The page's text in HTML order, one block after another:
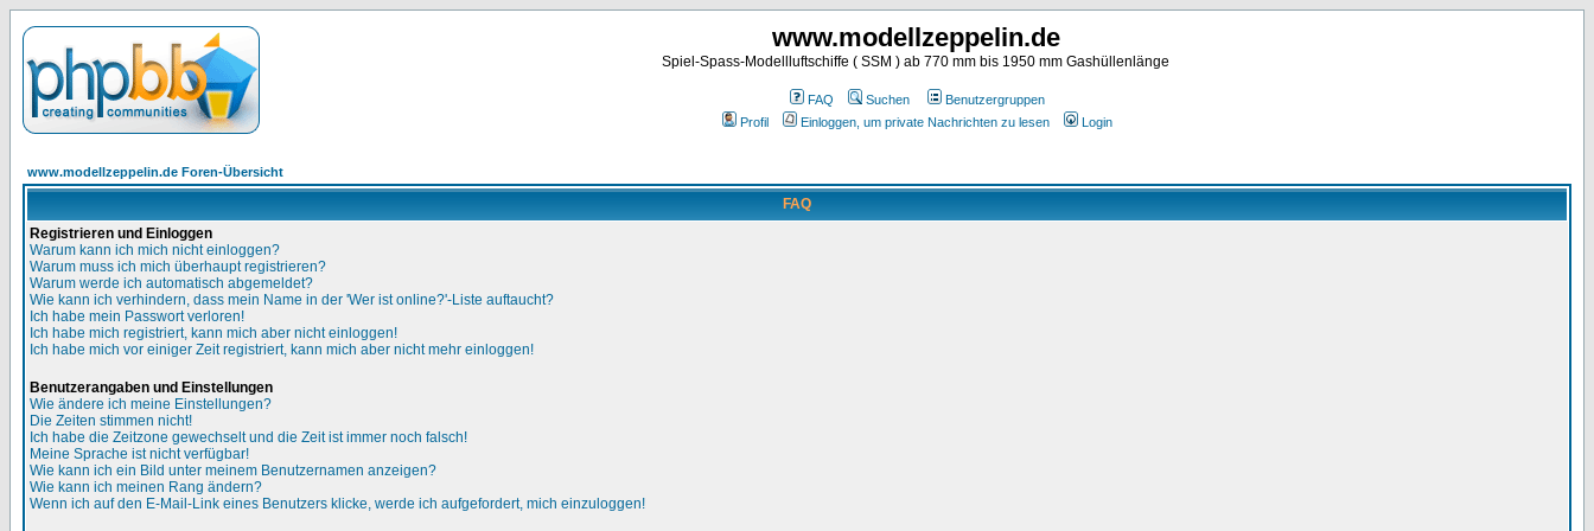
www.modellzeppelin.de
Spiel-Spass-Modellluftschiffe ( SSM ) ab 770 mm bis 1950 mm Gashüllenlänge
FAQ Suchen
Benutzergruppen
Profil
Einloggen, um private Nachrichten zu lesen Login
www.modellzeppelin.de Foren-Übersicht
FAQ
Registrieren und Einloggen
Warum kann ich mich nicht einloggen?
Warum muss ich mich überhaupt registrieren?
Warum werde ich automatisch abgemeldet?
Wie kann ich verhindern, dass mein Name in der 'Wer ist online?'-Liste auftaucht?
Ich habe mein Passwort verloren!
Ich habe mich registriert, kann mich aber nicht einloggen!
Ich habe mich vor einiger Zeit registriert, kann mich aber nicht mehr einloggen!
Benutzerangaben und Einstellungen
Wie ändere ich meine Einstellungen?
Die Zeiten stimmen nicht!
Ich habe die Zeitzone gewechselt und die Zeit ist immer noch falsch!
Meine Sprache ist nicht verfügbar!
Wie kann ich ein Bild unter meinem Benutzernamen anzeigen?
Wie kann ich meinen Rang ändern?
Wenn ich auf den E-Mail-Link eines Benutzers klicke, werde ich aufgefordert, mich einzuloggen!